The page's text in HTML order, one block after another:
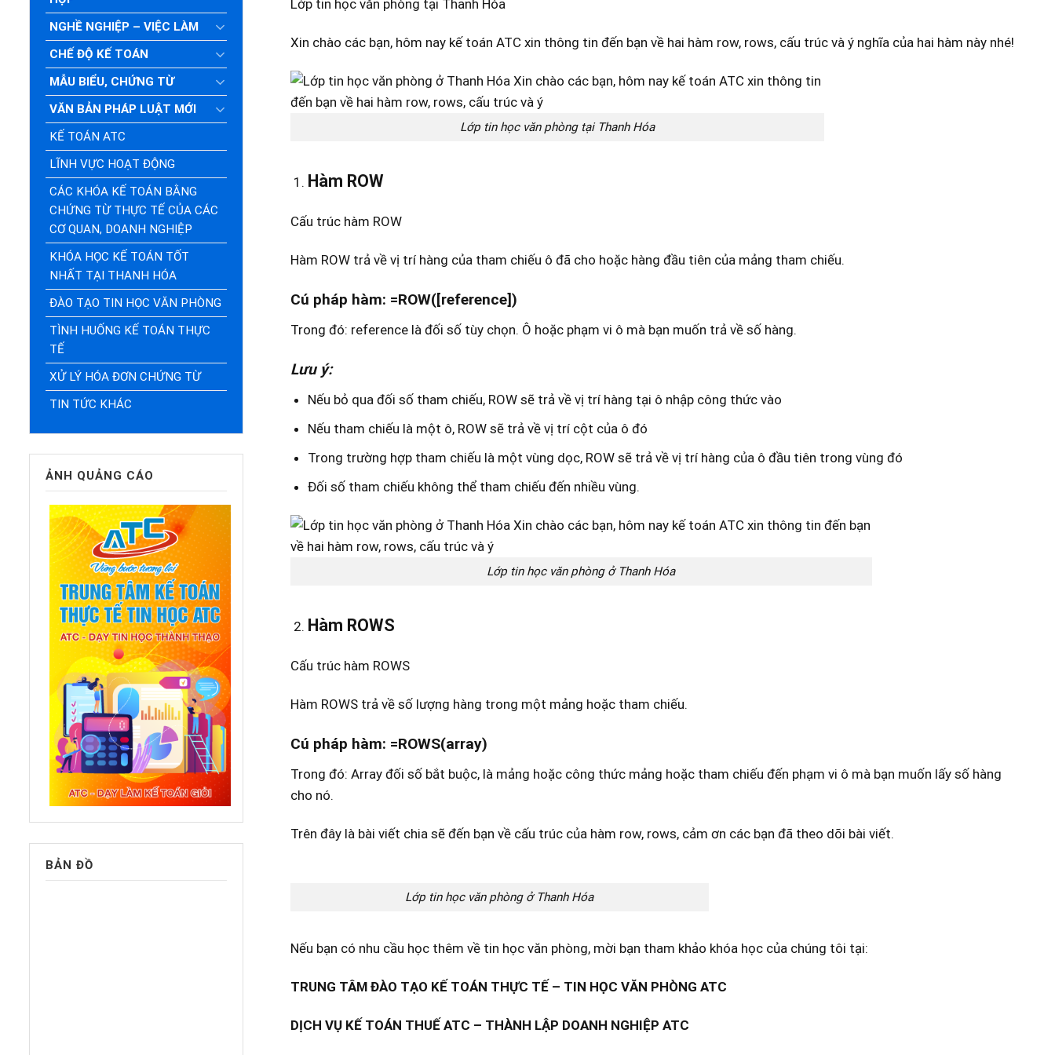
NGHỀ NGHIỆP – VIỆC LÀM
CHẾ ĐỘ KẾ TOÁN
MẪU BIỂU, CHỨNG TỪ
VĂN BẢN PHÁP LUẬT MỚI
KẾ TOÁN ATC
LĨNH VỰC HOẠT ĐỘNG
CÁC KHÓA KẾ TOÁN BẰNG
CHỨNG TỪ THỰC TẾ CỦA CÁC
CƠ QUAN, DOANH NGHIỆP
KHÓA HỌC KẾ TOÁN TỐT
NHẤT TẠI THANH HÓA
ĐÀO TẠO TIN HỌC VĂN PHÒNG
TÌNH HUỐNG KẾ TOÁN THỰC
TẾ
XỬ LÝ HÓA ĐƠN CHỨNG TỪ
TIN TỨC KHÁC
ẢNH QUẢNG CÁO
BẢN ĐỒ
Lớp tin học văn phòng tại Thanh Hóa
Xin chào các bạn, hôm nay kế toán ATC xin thông tin đến bạn về hai hàm row, rows, cấu trúc và ý nghĩa của hai hàm này nhé!
Lớp tin học văn phòng tại Thanh Hóa
Hàm ROW
Cấu trúc hàm ROW
Hàm ROW trả về vị trí hàng của tham chiếu ô đã cho hoặc hàng đầu tiên của mảng tham chiếu.
Cú pháp hàm: =ROW([reference])
Trong đó: reference là đối số tùy chọn. Ô hoặc phạm vi ô mà bạn muốn trả về số hàng.
Lưu ý:
Nếu bỏ qua đối số tham chiếu, ROW sẽ trả về vị trí hàng tại ô nhập công thức vào
Nếu tham chiếu là một ô, ROW sẽ trả về vị trí cột của ô đó
Trong trường hợp tham chiếu là một vùng dọc, ROW sẽ trả về vị trí hàng của ô đầu tiên trong vùng đó
Đối số tham chiếu không thể tham chiếu đến nhiều vùng.
Lớp tin học văn phòng ở Thanh Hóa
Hàm ROWS
Cấu trúc hàm ROWS
Hàm ROWS trả về số lượng hàng trong một mảng hoặc tham chiếu.
Cú pháp hàm: =ROWS(array)
Trong đó: Array đối số bắt buộc, là mảng hoặc công thức mảng hoặc tham chiếu đến phạm vi ô mà bạn muốn lấy số hàng
cho nó.
Trên đây là bài viết chia sẽ đến bạn về cấu trúc của hàm row, rows, cảm ơn các bạn đã theo dõi bài viết.
Lớp tin học văn phòng ở Thanh Hóa
Nếu bạn có nhu cầu học thêm về tin học văn phòng, mời bạn tham khảo khóa học của chúng tôi tại:
TRUNG TÂM ĐÀO TẠO KẾ TOÁN THỰC TẾ – TIN HỌC VĂN PHÒNG ATC
DỊCH VỤ KẾ TOÁN THUẾ ATC – THÀNH LẬP DOANH NGHIỆP ATC